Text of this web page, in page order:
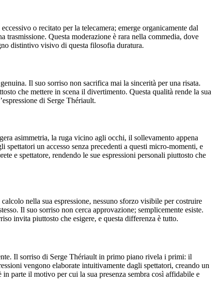
o recitato per la telecamera; emerge organicamente dal
trasmissione. Questa moderazione è rara nella commedia, dove
distintivo visivo di questa filosofia duratura.
Il suo sorriso non sacrifica mai la sincerità per una risata.
che mettere in scena il divertimento. Questa qualità rende la sua
di Serge Thériault.
asimmetria, la ruga vicino agli occhi, il sollevamento appena
un accesso senza precedenti a questi micro-momenti, e
e spettatore, rendendo le sue espressioni personali piuttosto che
nella sua espressione, nessuno sforzo visibile per costruire
Il suo sorriso non cerca approvazione; semplicemente esiste.
invita piuttosto che esigere, e questa differenza è tutto.
Il sorriso di Serge Thériault in primo piano rivela i primi: il
vengono elaborate intuitivamente dagli spettatori, creando un
parte il motivo per cui la sua presenza sembra così affidabile e